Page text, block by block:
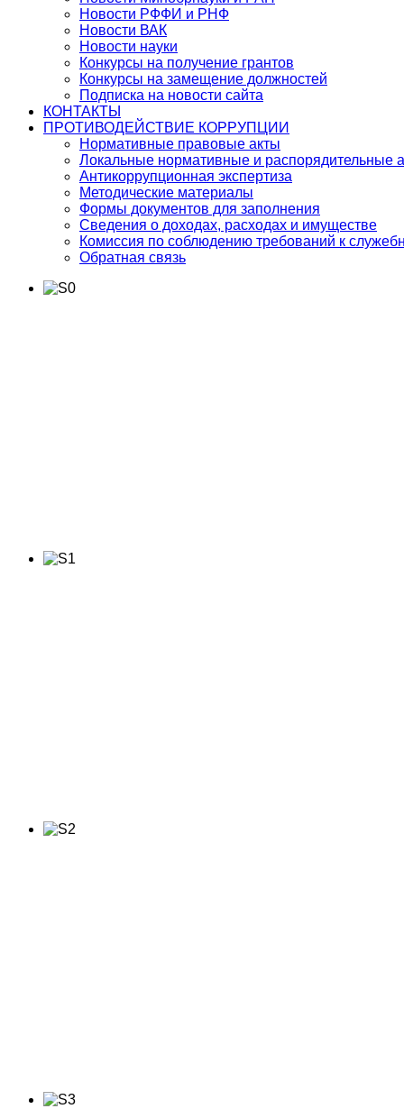
Новости РФФИ и РНФ
Новости ВАК
Новости науки
Конкурсы на получение грантов
Конкурсы на замещение должностей
Подписка на новости сайта
КОНТАКТЫ
ПРОТИВОДЕЙСТВИЕ КОРРУПЦИИ
Нормативные правовые акты
Локальные нормативные и распорядительные
Антикоррупционная экспертиза
Методические материалы
Формы документов для заполнения
Сведения о доходах, расходах и имуществе
Комиссия по соблюдению требований к
Обратная связь